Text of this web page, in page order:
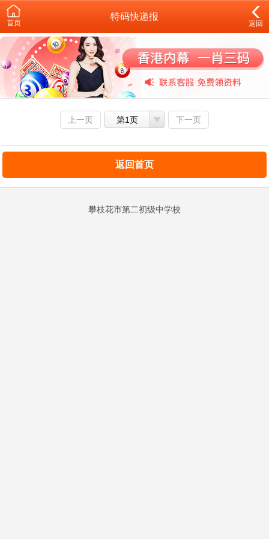
首页
特码快递报
返回
上一页 第1页 下一页
返回首页
攀枝花市第二初级中学校